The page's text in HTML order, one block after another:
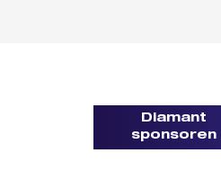
Diamant
sponsoren